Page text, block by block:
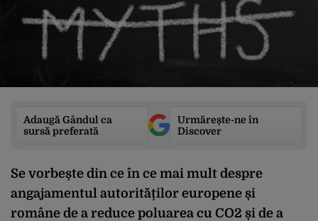
Adaugă Gândul ca
sursă preferată
Urmărește-ne în
Discover
Se vorbește din ce în ce mai mult despre
angajamentul autorităților europene și
române de a reduce poluarea cu CO2 și de a